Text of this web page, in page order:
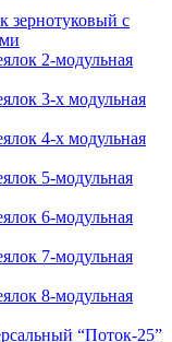
с
2-модульная
3-х модульная
4-х модульная
5-модульная
6-модульная
7-модульная
8-модульная
“Поток-25”